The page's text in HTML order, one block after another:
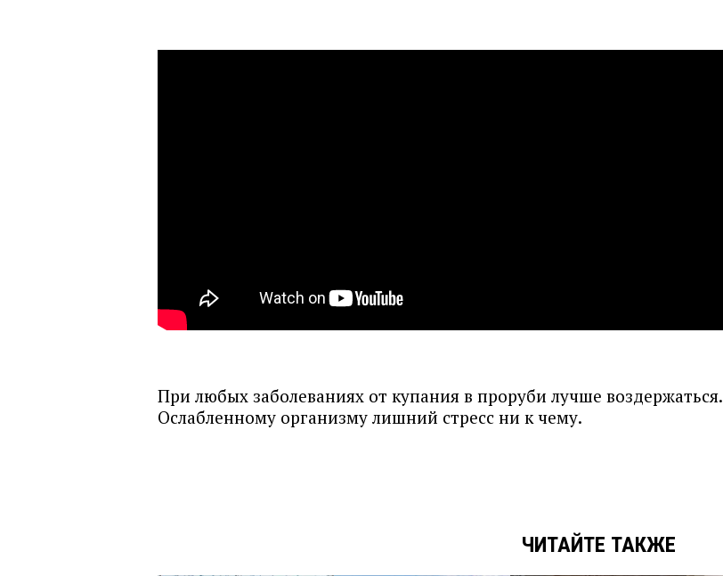
При любых заболеваниях от купания в проруби лучше воздержаться.
Ослабленному организму лишний стресс ни к чему.
ЧИТАЙТЕ ТАКЖЕ